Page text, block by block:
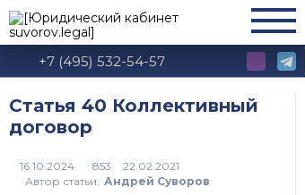
+7 (495) 532-54-57
Статья 40 Коллективный
договор
853
Автор статьи: Андрей Суворов